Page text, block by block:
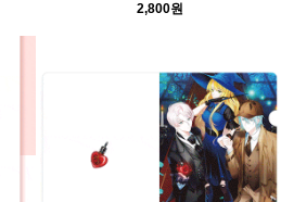
2,800원